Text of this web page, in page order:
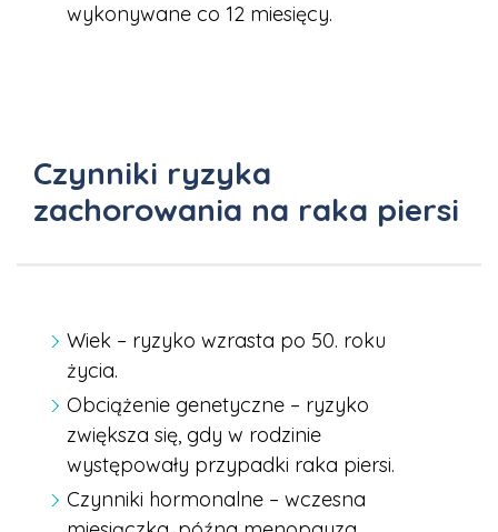
wykonywane co 12 miesięcy.
Czynniki ryzyka
zachorowania na raka piersi
Wiek – ryzyko wzrasta po 50. roku
życia.
Obciążenie genetyczne – ryzyko
zwiększa się, gdy w rodzinie
występowały przypadki raka piersi.
Czynniki hormonalne – wczesna